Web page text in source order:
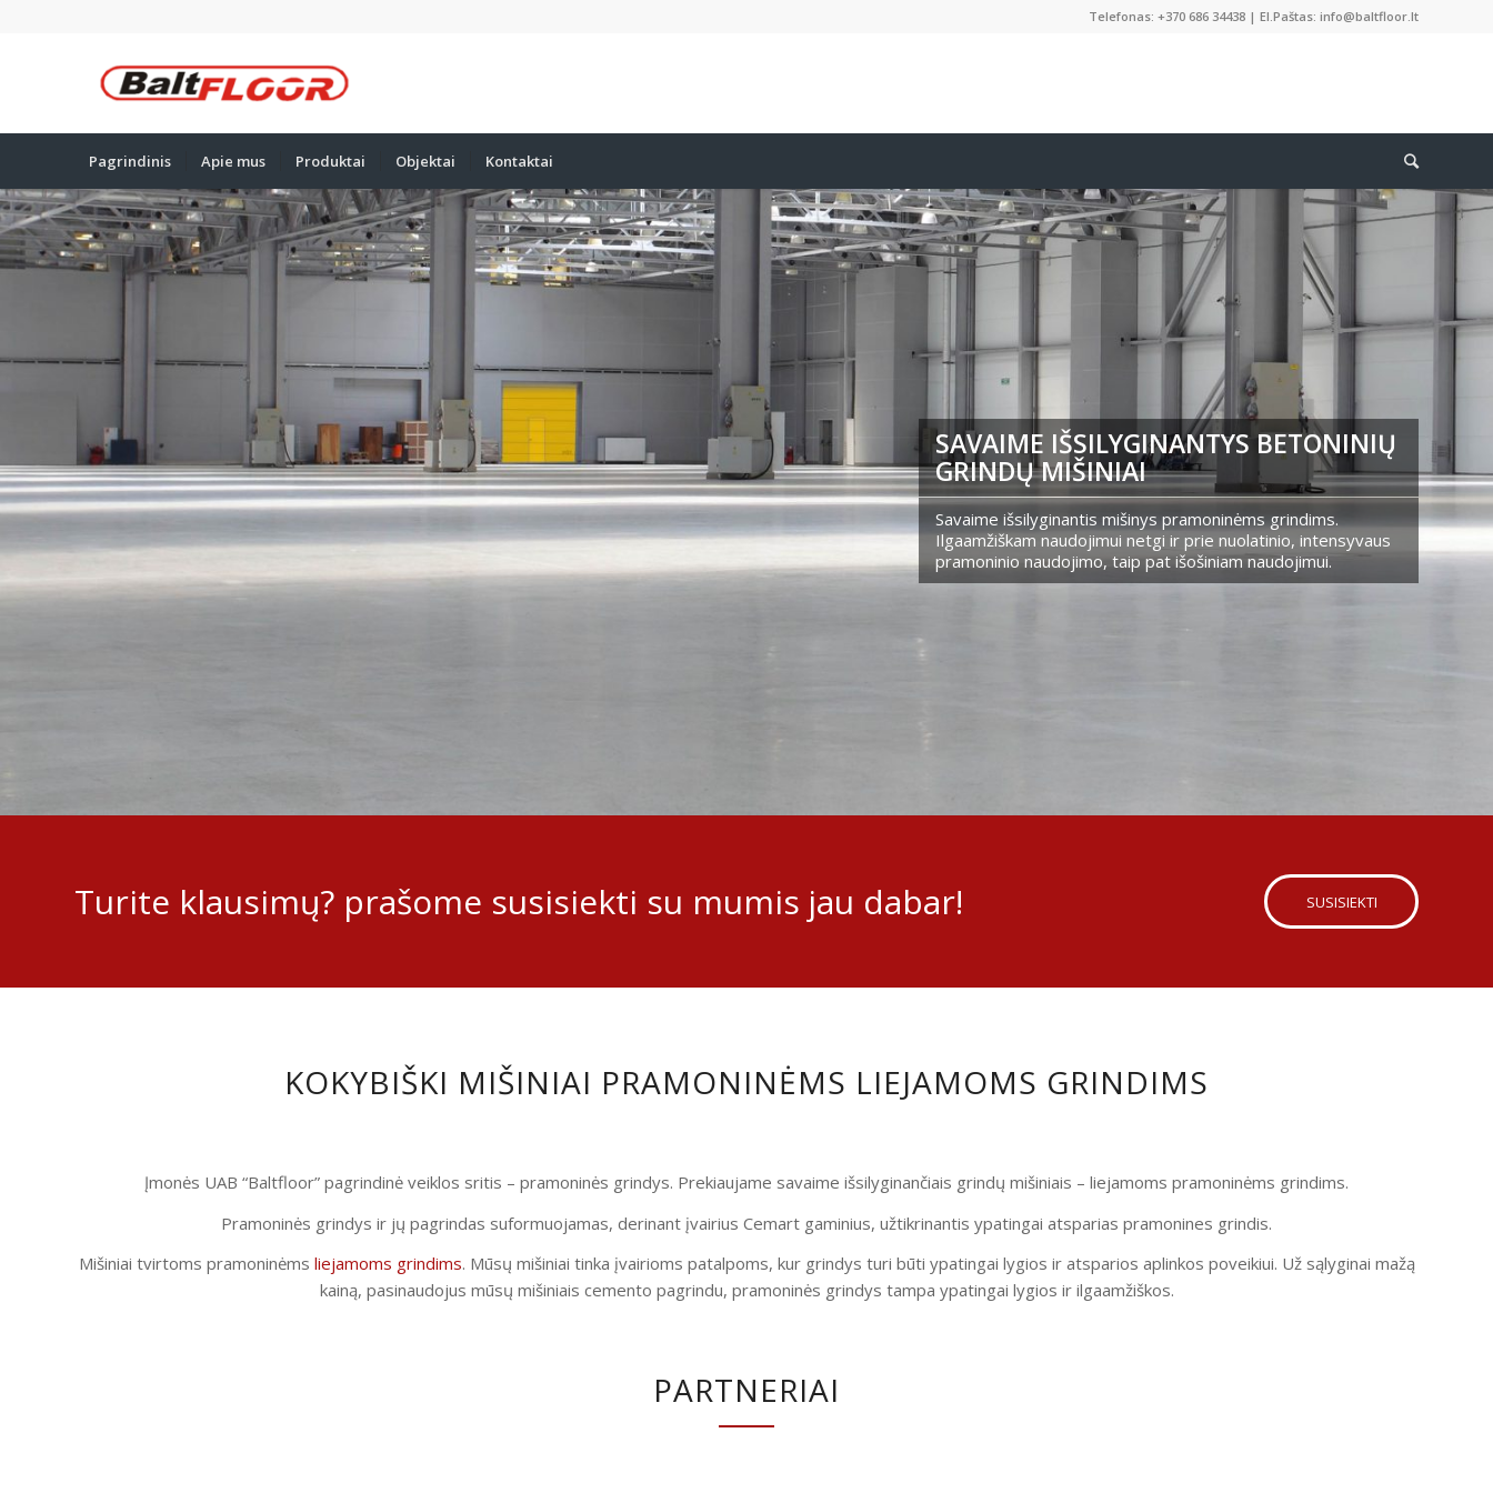
Telefonas: +370 686 34438 | El.Paštas: info@baltfloor.lt
Pagrindinis Apie mus Produktai Objektai Kontaktai
SAVAIME IŠSILYGINANTYS BETONINIŲ
GRINDŲ MIŠINIAI
Savaime išsilyginantis mišinys pramoninėms grindims.
Ilgaamžiškam naudojimui netgi ir prie nuolatinio, intensyvaus
pramoninio naudojimo, taip pat išošiniam naudojimui.
Turite klausimų? prašome susisiekti su mumis jau dabar! SUSISIEKTI
KOKYBIŠKI MIŠINIAI PRAMONINĖMS LIEJAMOMS GRINDIMS
Įmonės UAB “Baltfloor” pagrindinė veiklos sritis – pramoninės grindys. Prekiaujame savaime išsilyginančiais grindų mišiniais – liejamoms pramoninėms grindims.
Pramoninės grindys ir jų pagrindas suformuojamas, derinant įvairius Cemart gaminius, užtikrinantis ypatingai atsparias pramonines grindis.
Mišiniai tvirtoms pramoninėms liejamoms grindims. Mūsų mišiniai tinka įvairioms patalpoms, kur grindys turi būti ypatingai lygios ir atsparios aplinkos poveikiui. Už sąlyginai mažą
kainą, pasinaudojus mūsų mišiniais cemento pagrindu, pramoninės grindys tampa ypatingai lygios ir ilgaamžiškos.
PARTNERIAI